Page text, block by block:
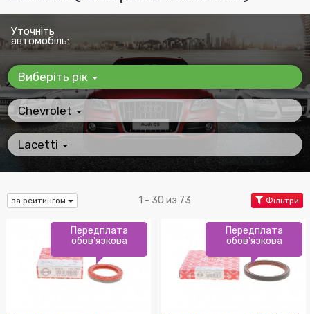
Уточніть
автомобіль:
Виберіть рік
Chevrolet
Lacetti
за рейтингом 1 - 30 из 73 Фільтри
Передплата
обов'язкова
Передплата
обов'язкова